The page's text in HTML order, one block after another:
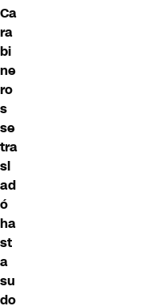
Ca
ra
bi
ne
ro
s
se
tra
sl
ad
ó
ha
st
a
su
do